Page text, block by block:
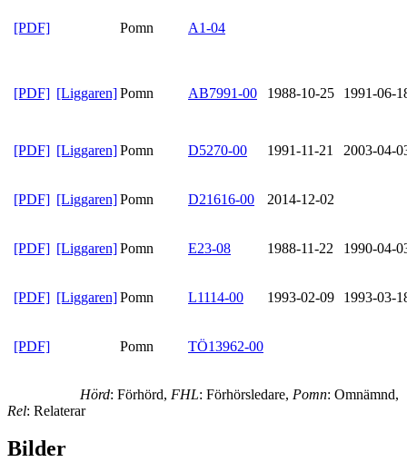
[PDF] Pomn A1-04
[PDF] [Liggaren]Pomn AB7991-00 1988-10-25 1991-06-
[PDF] [Liggaren]Pomn D5270-00 1991-11-21 2003-04-
[PDF] [Liggaren]Pomn D21616-00 2014-12-02
[PDF] [Liggaren]Pomn E23-08 1988-11-22 1990-04-
[PDF] [Liggaren]Pomn L1114-00 1993-02-09 1993-03-
[PDF] Pomn TÖ13962-00
Hörd: Förhörd, FHL: Förhörsledare, Pomn: Omnämnd,
Rel: Relaterar
Bilder